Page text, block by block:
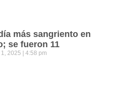
más sangriento en
se fueron 11
2025 4:58 pm